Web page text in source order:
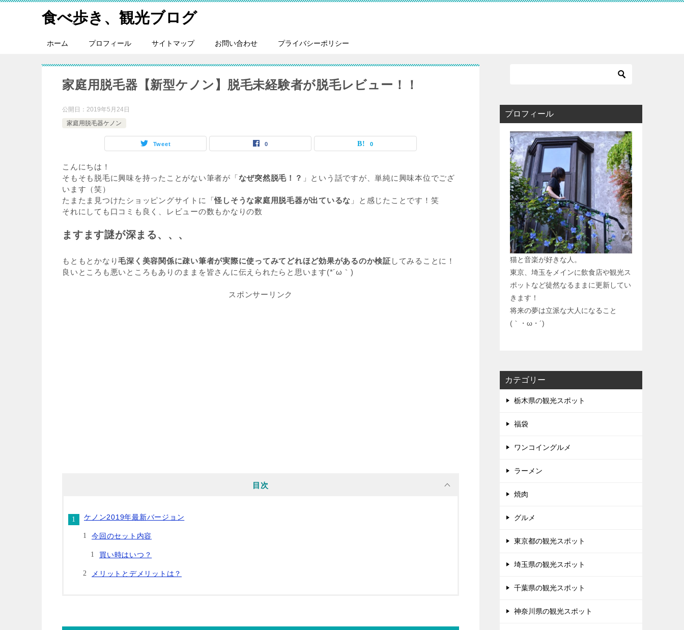
食べ歩き、観光ブログ
ホーム プロフィール サイトマップ お問い合わせ プライバシーポリシー
家庭用脱毛器【新型ケノン】脱毛未経験者が脱毛レビュー！！
公開日： 2019年5月24日
家庭用脱毛器ケノン
Tweet 0 0
こんにちは！
そもそも脱毛に興味を持ったことがない筆者が「なぜ突然脱毛！？ 」という話ですが、単純に興味本位でござ
います（笑）
たまたま見つけたショッピングサイトに「怪しそうな家庭用脱毛器が出ているな 」と感じたことです！笑
それにしても口コミも良く、レビューの数もかなりの数
ますます謎が深まる、、、
もともとかなり毛深く美容関係に疎い筆者が実際に使ってみてどれほど効果があるのか検証 してみることに！
良いところも悪いところもありのままを皆さんに伝えられたらと思います(*´ω｀)
スポンサーリンク
目次
ケノン2019年最新バージョン
今回のセット内容
買い時はいつ？
メリットとデメリットは？
プロフィール
猫と音楽が好きな人。
東京、埼玉をメインに飲食店や観光ス
ポットなど徒然なるままに更新してい
きます！
将来の夢は立派な大人になること
(｀・ω・´)
カテゴリー
栃木県の観光スポット
福袋
ワンコイングルメ
ラーメン
焼肉
グルメ
東京都の観光スポット
埼玉県の観光スポット
千葉県の観光スポット
神奈川県の観光スポット